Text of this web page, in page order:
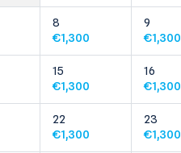
8
€1,300
9
€1,300
15
€1,300
16
€1,300
22
€1,300
23
€1,300